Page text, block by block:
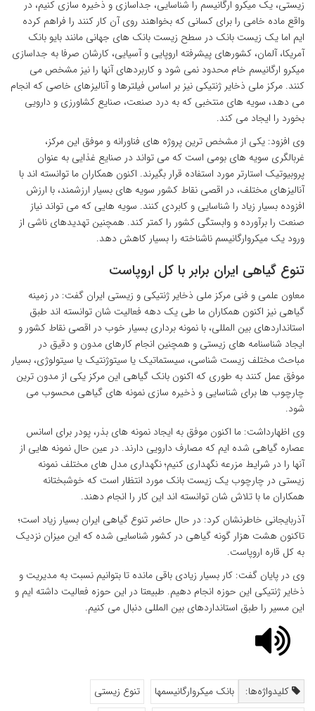
زیستی، یک میکرو ارگانیسم را شناسایی، جداسازی و ذخیره سازی کنیم، در
واقع ماده خامی را برای کسانی که بخواهند روی آن کار کنند را فراهم کرده
ایم اما یک زیست بانک در سطح زیست بانک های جهانی مانند بایو بانک
آمریکا، آلمان، کشورهای پیشرفته اروپایی و آسیایی، کارشان صرفا به جداسازی
میکرو ارگانیسم خام محدود نمی شود و کاربردهای آنها را نیز مشخص می
کنند. مرکز ملی ذخایر ژنتیکی نیز بر اساس فیلترها و آنالیزهای خاصی که انجام
می دهد، سویه های منتخبی که به درد صنعت، صنایع کشاورزی و دارویی
بخورد را ایجاد می کند.
وی افزود: یکی از مشخص ترین پروژه های فناورانه و موفق این مرکز،
غربالگری سویه های بومی است که می تواند در صنایع غذایی به عنوان
پروبیوتیک استارتر مورد استفاده قرار بگیرند. اکنون همکاران ما توانسته اند با
آنالیزهای مختلف، در اقصی نقاط کشور سویه های بسیار ارزشمند، با ارزش
افزوده بسیار زیاد را شناسایی و کابردی کنند. سویه هایی که می تواند نیاز
صنعت را برآورده و وابستگی کشور را کمتر کند. همچنین تهدیدهای ناشی از
ورود یک میکروارگانیسم ناشناخته را بسیار کاهش دهد.
تنوع گیاهی ایران برابر با کل اروپاست
معاون علمی و فنی مرکز ملی ذخایر ژنتیکی و زیستی ایران گفت: در زمینه
گیاهی نیز اکنون همکاران ما طی یک دهه فعالیت شان توانسته اند طبق
استانداردهای بین المللی، با نمونه برداری بسیار خوب در اقصی نقاط کشور و
ایجاد شناسنامه های زیستی و همچنین انجام کارهای مدون و دقیق در
مباحث مختلف زیست شناسی، سیستماتیک یا سیتوژنتیک یا سیتولوژی، بسیار
موفق عمل کنند به طوری که اکنون بانک گیاهی این مرکز یکی از مدون ترین
چارچوب ها برای شناسایی و ذخیره سازی نمونه های گیاهی محسوب می
شود.
وی اظهارداشت: ما اکنون موفق به ایجاد نمونه های بذر، پودر برای اسانس
عصاره گیاهی شده ایم که مصارف دارویی دارند. در عین حال نمونه هایی از
آنها را در شرایط مزرعه نگهداری کنیم؛ نگهداری مدل های مختلف نمونه
زیستی در چارچوب یک زیست بانک مورد انتظار است که خوشبختانه
همکاران ما با تلاش شان توانسته اند این کار را انجام دهند.
آذربایجانی خاطرنشان کرد: در حال حاضر تنوع گیاهی ایران بسیار زیاد است؛
تاکنون هشت هزار گونه گیاهی در کشور شناسایی شده که این میزان نزدیک
به کل قاره اروپاست.
وی در پایان گفت: کار بسیار زیادی باقی مانده تا بتوانیم نسبت به مدیریت و
ذخایر ژنتیکی این حوزه انجام دهیم. طبیعتا در این حوزه فعالیت داشته ایم و
این مسیر را طبق استانداردهای بین المللی دنبال می کنیم.
کلیدواژه‌ها: بانک میکروارگانیسمها
تنوع زیستی